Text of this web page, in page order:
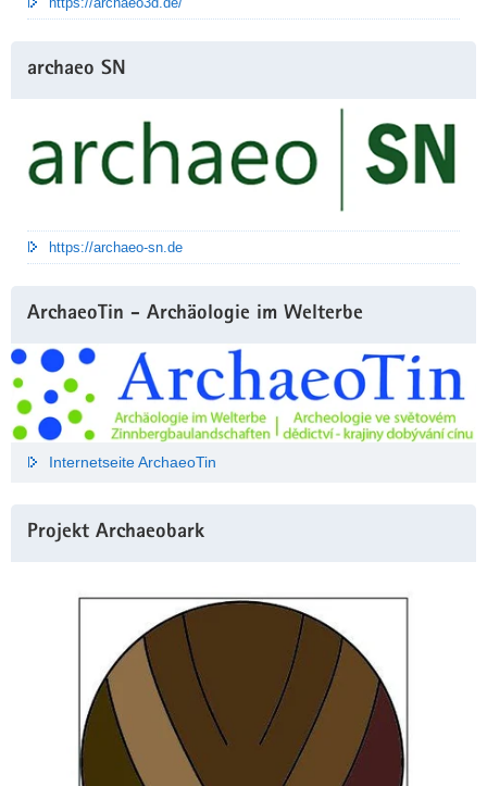
archaeo SN
https://archaeo-sn.de
ArchaeoTin - Archäologie im Welterbe
Internetseite ArchaeoTin
Projekt Archaeobark